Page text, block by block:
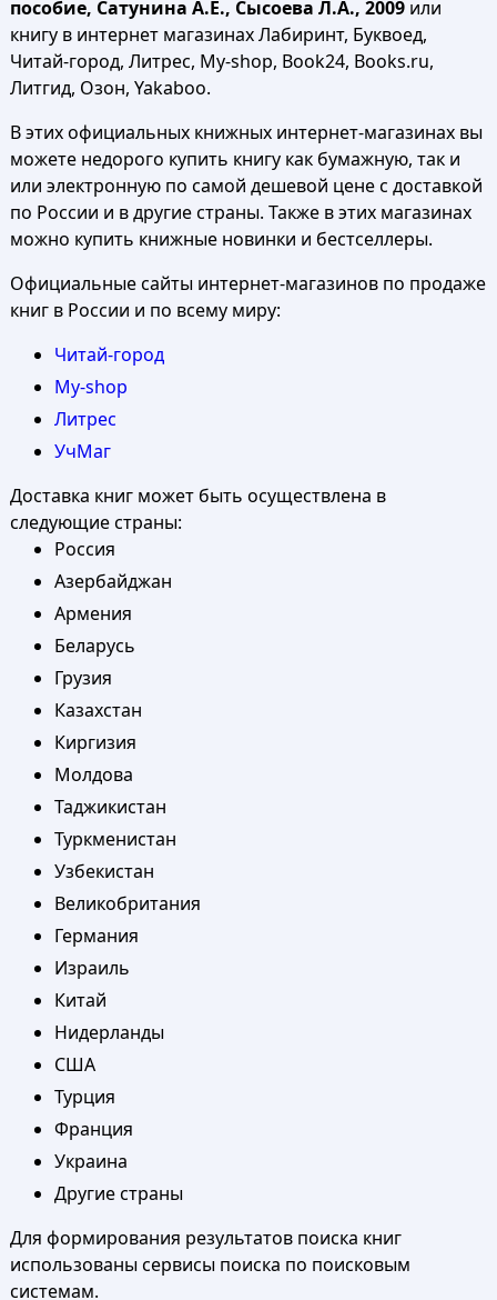
пособие, Сатунина А.Е., Сысоева Л.А., 2009или
книгу в интернет магазинах Лабиринт, Буквоед,
Читай-город, Литрес, My-shop, Book24, Books.ru,
Литгид, Озон, Yakaboo.
В этих официальных книжных интернет-магазинах вы
можете недорого купить книгу как бумажную, так и
или электронную по самой дешевой цене с доставкой
по России и в другие страны. Также в этих магазинах
можно купить книжные новинки и бестселлеры.
Официальные сайты интернет-магазинов по продаже
книг в России и по всему миру:
Читай-город
My-shop
Литрес
УчМаг
Доставка книг может быть осуществлена в
следующие страны:
Россия
Азербайджан
Армения
Беларусь
Грузия
Казахстан
Киргизия
Молдова
Таджикистан
Туркменистан
Узбекистан
Великобритания
Германия
Израиль
Китай
Нидерланды
США
Турция
Франция
Украина
Другие страны
Для формирования результатов поиска книг
использованы сервисы поиска по поисковым
системам.